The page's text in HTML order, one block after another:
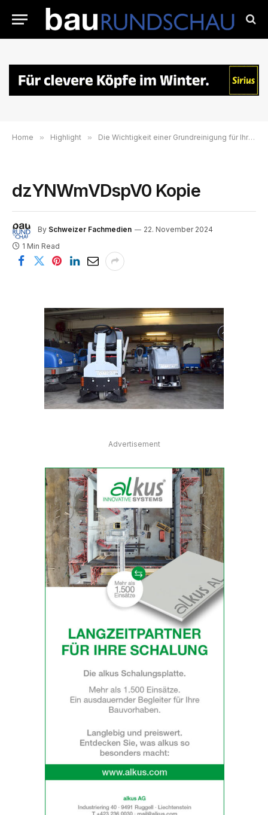
Home » Highlight » Die Wichtigkeit einer Grundreinigung für Ihr Unternehmen – Vorbereitung auf das neue Jahr mit KWS Reinigungsmaschinen AG
dzYNWmVDspV0 Kopie
By Schweizer Fachmedien
22. November 2024
1 Min Read
Advertisement